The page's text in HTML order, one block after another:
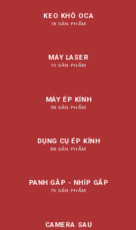
KEO KHÔ OCA
18 SẢN PHẨM
MÁY LASER
10 SẢN PHẨM
MÁY ÉP KÍNH
58 SẢN PHẨM
DỤNG CỤ ÉP KÍNH
88 SẢN PHẨM
PANH GẮP - NHÍP GẮP
76 SẢN PHẨM
CAMERA SAU